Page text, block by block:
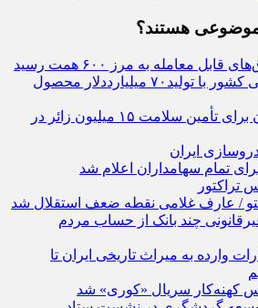
موضوعی هستند؟
معامله به مرز ۶۰۰ همت رسید
تضمین امنیت غذایی کشور با تولید۷۰ میلیارددلار محصول
آمادگی کادر درمان برای تأمین سلامت ۱۵ میلیون زائر در
ایران
تمام سهامداران اعلام شد
تراکتور
/ عارف غلامی نقطه ضعف استقلال شد
چند بانک از حساب مردم
وارده به میراث تاریخی ایران تا
کهنه‌کار سریال «کوری» شد